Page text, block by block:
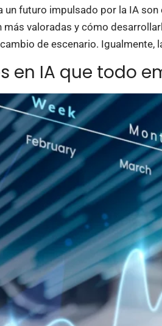
un futuro impulsado por la IA
valoradas y cómo
de escenario. Igualmente,
en IA que todo